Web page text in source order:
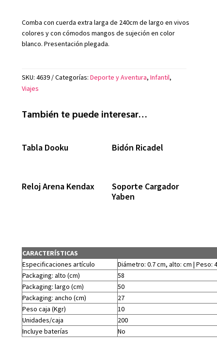
Comba con cuerda extra larga de 240cm de largo en vivos
colores y con cómodos mangos de sujeción en color
blanco. Presentación plegada.
SKU: 4639 Categorías: Deporte y Aventura, Infantil,
Viajes
También te puede interesar…
Tabla Dooku Bidón Ricadel
Reloj Arena Kendax
Soporte Cargador
Yaben
CARACTERÍSTICAS
Especificaciones artículo
Diámetro: 0.7 cm, alto: cm | Peso:
Packaging: alto (cm)
58
Packaging: largo (cm)
50
Packaging: ancho (cm)
27
Peso caja (Kgr)
10
Unidades/caja
200
Incluye baterías
No